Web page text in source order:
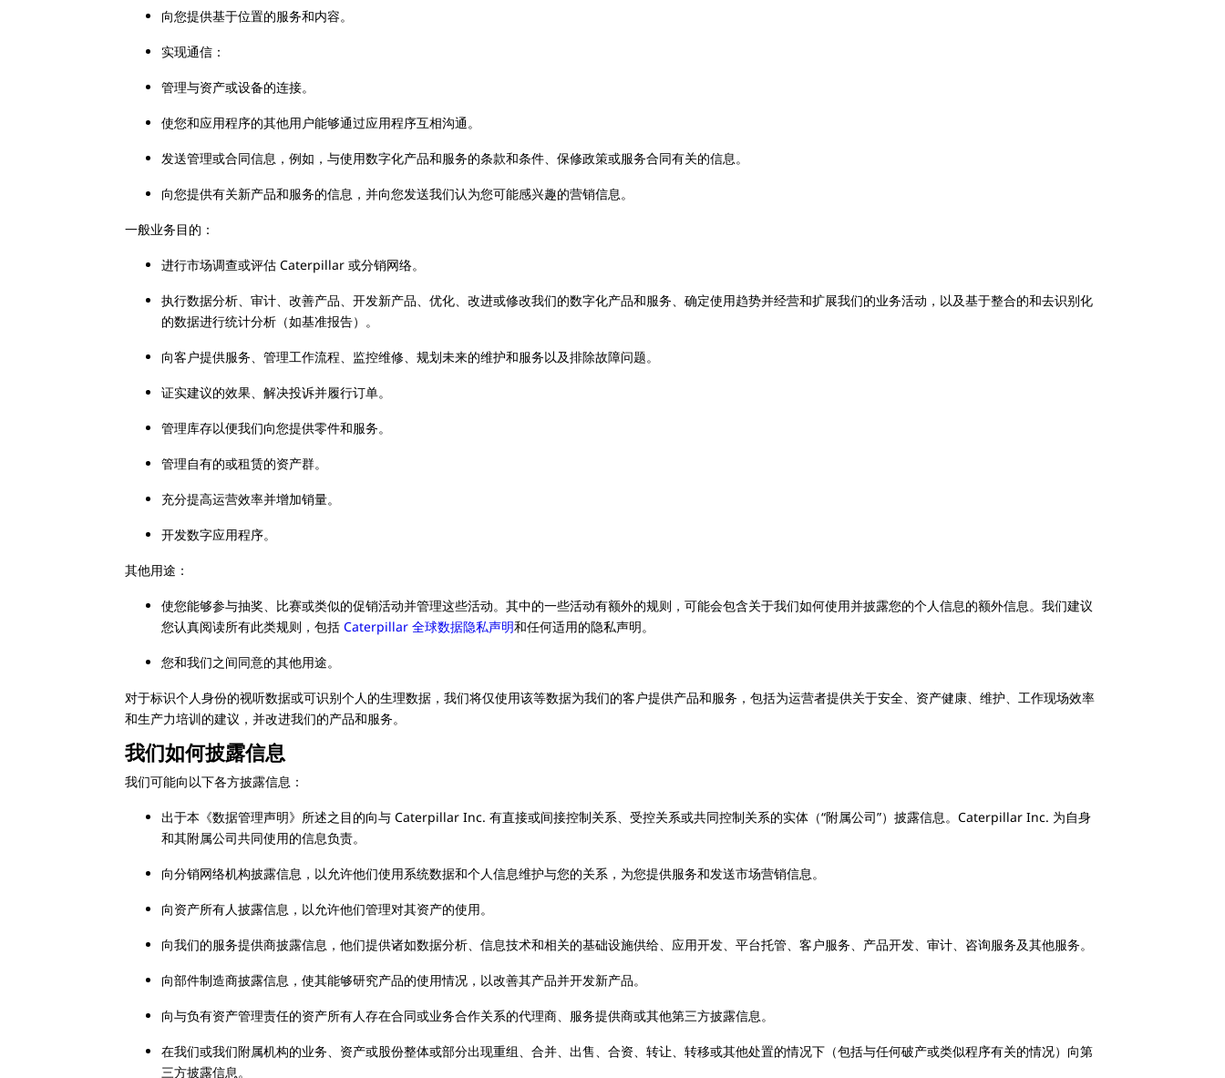
向您提供基于位置的服务和内容。
实现通信：
管理与资产或设备的连接。
使您和应用程序的其他用户能够通过应用程序互相沟通。
发送管理或合同信息，例如，与使用数字化产品和服务的条款和条件、保修政策或服务合同有关的信息。
向您提供有关新产品和服务的信息，并向您发送我们认为您可能感兴趣的营销信息。
一般业务目的：
进行市场调查或评估 Caterpillar 或分销网络。
执行数据分析、审计、改善产品、开发新产品、优化、改进或修改我们的数字化产品和服务、确定使用趋势并经营和扩展我们的业务活动，以及基于整合的和去识别化
的数据进行统计分析（如基准报告）。
向客户提供服务、管理工作流程、监控维修、规划未来的维护和服务以及排除故障问题。
证实建议的效果、解决投诉并履行订单。
管理库存以便我们向您提供零件和服务。
管理自有的或租赁的资产群。
充分提高运营效率并增加销量。
开发数字应用程序。
其他用途：
使您能够参与抽奖、比赛或类似的促销活动并管理这些活动。其中的一些活动有额外的规则，可能会包含关于我们如何使用并披露您的个人信息的额外信息。我们建议
您认真阅读所有此类规则，包括 Caterpillar 全球数据隐私声明和任何适用的隐私声明。
您和我们之间同意的其他用途。
对于标识个人身份的视听数据或可识别个人的生理数据，我们将仅使用该等数据为我们的客户提供产品和服务，包括为运营者提供关于安全、资产健康、维护、工作现场效率
和生产力培训的建议，并改进我们的产品和服务。
我们如何披露信息
我们可能向以下各方披露信息：
出于本《数据管理声明》所述之目的向与 Caterpillar Inc. 有直接或间接控制关系、受控关系或共同控制关系的实体（“附属公司”）披露信息。Caterpillar Inc. 为自身
和其附属公司共同使用的信息负责。
向分销网络机构披露信息，以允许他们使用系统数据和个人信息维护与您的关系，为您提供服务和发送市场营销信息。
向资产所有人披露信息，以允许他们管理对其资产的使用。
向我们的服务提供商披露信息，他们提供诸如数据分析、信息技术和相关的基础设施供给、应用开发、平台托管、客户服务、产品开发、审计、咨询服务及其他服务。
向部件制造商披露信息，使其能够研究产品的使用情况，以改善其产品并开发新产品。
向与负有资产管理责任的资产所有人存在合同或业务合作关系的代理商、服务提供商或其他第三方披露信息。
在我们或我们附属机构的业务、资产或股份整体或部分出现重组、合并、出售、合资、转让、转移或其他处置的情况下（包括与任何破产或类似程序有关的情况）向第
三方披露信息。